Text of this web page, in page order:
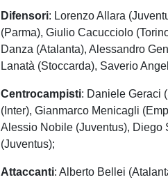
Difensori: Lorenzo Allara
(Parma), Giulio Cacucciolo
Danza (Atalanta), Alessandro
Lanatà (Stoccarda), Saverio
Centrocampisti: Daniele Geraci
(Inter), Gianmarco Menicagli
Alessio Nobile (Juventus), Diego
(Juventus);
Attaccanti: Alberto Bellei